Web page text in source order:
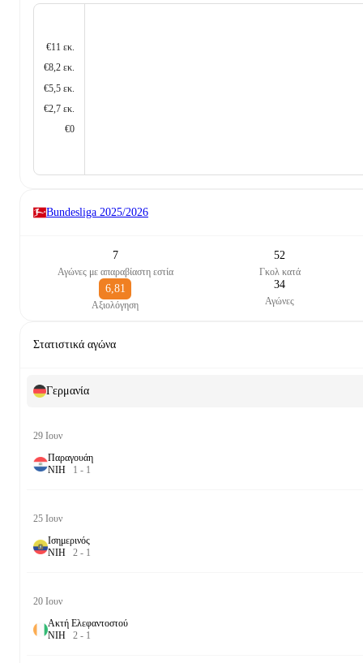
€11 εκ.
€8,2 εκ.
€5,5 εκ.
€2,7 εκ.
€0
Bundesliga 2025/2026
7
Αγώνες με απαραβίαστη εστία
52
Γκολ κατά
6,81
Αξιολόγηση
34
Αγώνες
Στατιστικά αγώνα
Γερμανία
29 Ιουν
Παραγουάη
ΝΙΗ 1 - 1
25 Ιουν
Ισημερινός
ΝΙΗ 2 - 1
20 Ιουν
Ακτή Ελεφαντοστού
ΝΙΗ 2 - 1